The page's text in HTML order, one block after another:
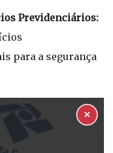
Previdenciários:
para a segurança
✕